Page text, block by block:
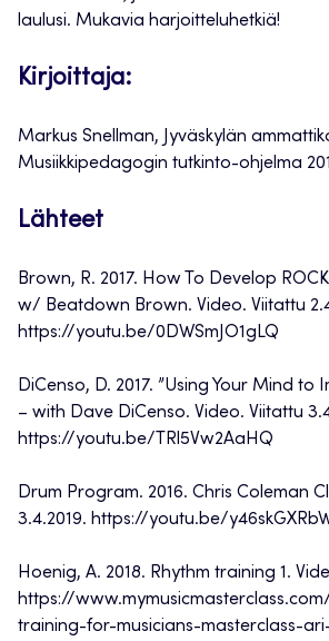
laulusi. Mukavia harjoitteluhetkiä!
Kirjoittaja:
Markus Snellman, Jyväskylän
Musiikkipedagogin tutkinto-ohjelma
Lähteet
Brown, R. 2017. How To Develop
w/ Beatdown Brown. Video. Viitattu
https://youtu.be/0DWSmJO1gLQ
DiCenso, D. 2017. ”Using Your Mind to
– with Dave DiCenso. Video. Viitattu
https://youtu.be/TRl5Vw2AaHQ
Drum Program. 2016. Chris Coleman
3.4.2019. https://youtu.be/
Hoenig, A. 2018. Rhythm training 1.
https://
training-for-musicians-masterclass-